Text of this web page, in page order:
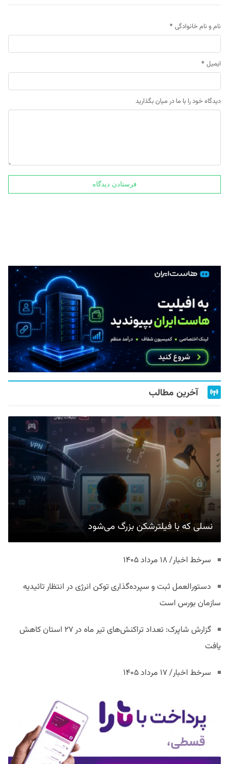
نام و نام خانوادگی *
ایمیل *
دیدگاه خود را با ما در میان بگذارید
آخرین مطالب
نسلی که با فیلترشکن بزرگ می‌شود
سرخط اخبار/ ۱۸ مرداد ۱۴۰۵
دستورالعمل ثبت و سپرده‌گذاری توکن انرژی در انتظار تائیدیه
سازمان بورس است
گزارش شاپرک: تعداد تراکنش‌های تیر ماه در ۲۷ استان‌ کاهش
یافت
سرخط اخبار/ ۱۷ مرداد ۱۴۰۵